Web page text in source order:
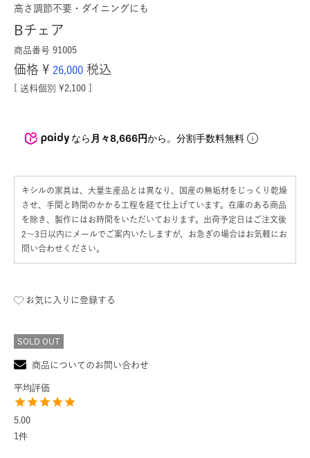
高さ調節不要・ダイニングにも
Bチェア
商品番号 91005
価格 ¥ 26,000 税込
送料個別 ¥2,100
なら 月々8,666円から。分割手数料無料
キシルの家具は、大量生産品とは異なり、国産の無垢材をじっくり乾燥
させ、手間と時間のかかる工程を経て仕上げています。在庫のある商品
を除き、製作にはお時間をいただいております。出荷予定日はご注文後
2〜3日以内にメールでご案内いたしますが、お急ぎの場合はお気軽にお
問い合わせください。
お気に入りに登録する
SOLD OUT
商品についてのお問い合わせ
5.00
1